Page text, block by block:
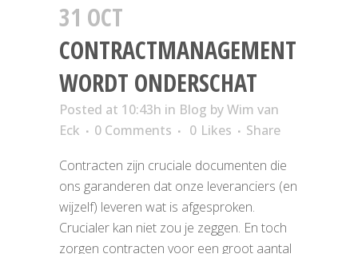
31 OCT
CONTRACTMANAGEMENT
WORDT ONDERSCHAT
Posted at 10:43h in Blog byWim van
Eck
0 Comments 0 Likes
Share
Contracten zijn cruciale documenten die
ons garanderen dat onze leveranciers (en
wijzelf) leveren wat is afgesproken.
Crucialer kan niet zou je zeggen. En toch
zorgen contracten voor een groot aantal